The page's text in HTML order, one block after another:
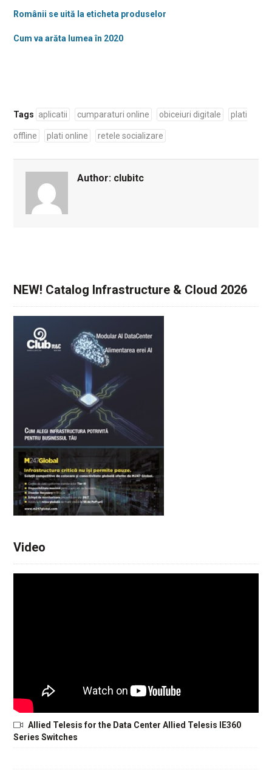
Românii se uită la eticheta produselor
Cum va arăta lumea în 2020
Tags aplicatii cumparaturi online obiceiuri digitale plati
offline plati online retele socializare
Author: clubitc
NEW! Catalog Infrastructure & Cloud 2026
Video
Allied Telesis for the Data Center Allied Telesis IE360
Series Switches